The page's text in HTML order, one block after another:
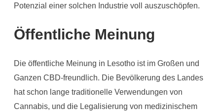
Potenzial einer solchen Industrie voll auszuschöpfen.
Öffentliche Meinung
Die öffentliche Meinung in Lesotho ist im Großen und
Ganzen CBD-freundlich. Die Bevölkerung des Landes
hat schon lange traditionelle Verwendungen von
Cannabis, und die Legalisierung von medizinischem